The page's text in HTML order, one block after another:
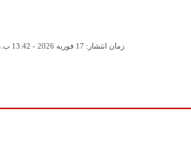
زمان انتشار: 17 فوریه 2026 - 13:42 ب.ظ -